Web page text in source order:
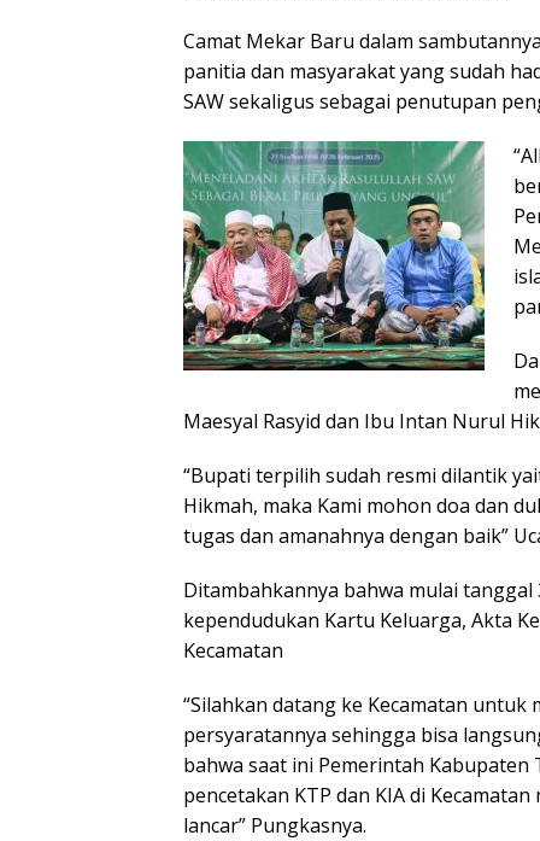
Camat Mekar Baru dalam
panitia dan masyarakat yang sudah
SAW sekaligus sebagai penutupan
Maesyal Rasyid dan Ibu Intan Nurul
“Bupati terpilih sudah resmi dilantik
Hikmah, maka Kami mohon doa dan
tugas dan amanahnya dengan baik”
Ditambahkannya bahwa mulai
kependudukan Kartu Keluarga, Akta
Kecamatan
“Silahkan datang ke Kecamatan
persyaratannya sehingga bisa
bahwa saat ini Pemerintah
pencetakan KTP dan KIA di
lancar” Pungkasnya.